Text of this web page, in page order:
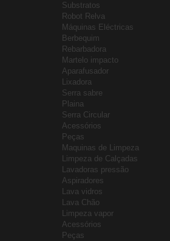
Substratos
Robot Relva
Máquinas Eléctricas
Berbequim
Rebarbadora
Martelo impacto
Aparafusador
Lixadora
Serra sabre
Plaina
Serra Circular
Acessórios
Peças
Maquinas de Limpeza
Limpeza de Calçadas
Lavadoras pressão
Aspiradores
Lava vidros
Lava Chão
Limpeza vapor
Acessórios
Peças